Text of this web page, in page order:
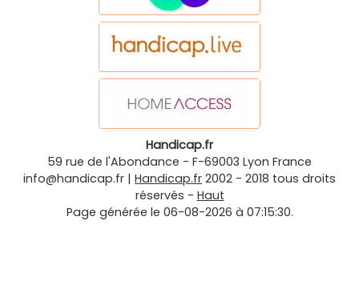
Handicap.fr
59 rue de l'Abondance - F-69003 Lyon France
info@handicap.fr | Handicap.fr 2002 - 2018 tous droits
réservés - Haut
Page générée le 06-08-2026 à 07:15:30.